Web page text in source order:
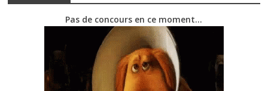
Pas de concours en ce moment…